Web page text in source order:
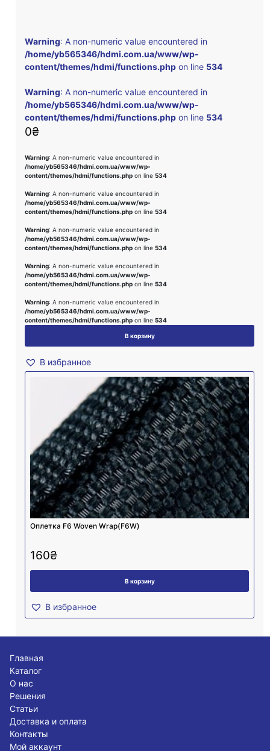
Warning: A non-numeric value encountered in
/home/yb565346/hdmi.com.ua/www/wp-
content/themes/hdmi/functions.php on line 534
Warning: A non-numeric value encountered in
/home/yb565346/hdmi.com.ua/www/wp-
content/themes/hdmi/functions.php on line 534
0₴
Warning: A non-numeric value encountered in
/home/yb565346/hdmi.com.ua/www/wp-
content/themes/hdmi/functions.php on line534
Warning: A non-numeric value encountered in
/home/yb565346/hdmi.com.ua/www/wp-
content/themes/hdmi/functions.php on line534
Warning: A non-numeric value encountered in
/home/yb565346/hdmi.com.ua/www/wp-
content/themes/hdmi/functions.php on line534
Warning: A non-numeric value encountered in
/home/yb565346/hdmi.com.ua/www/wp-
content/themes/hdmi/functions.php on line534
Warning: A non-numeric value encountered in
/home/yb565346/hdmi.com.ua/www/wp-
content/themes/hdmi/functions.php on line534
В корзину
В избранное
Оплетка F6 Woven Wrap(F6W)
160₴
В корзину
В избранное
Главная
Каталог
О нас
Решения
Статьи
Доставка и оплата
Контакты
Мой аккаунт